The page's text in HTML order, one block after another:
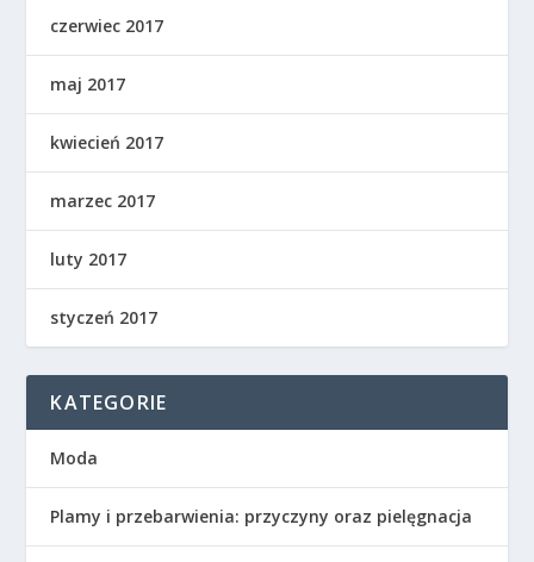
czerwiec 2017
maj 2017
kwiecień 2017
marzec 2017
luty 2017
styczeń 2017
KATEGORIE
Moda
Plamy i przebarwienia: przyczyny oraz pielęgnacja